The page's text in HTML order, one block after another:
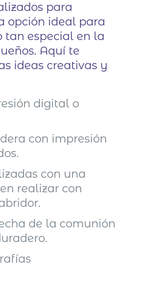
para
opción ideal para
tan especial en la
Aquí te
ideas creativas y
digital o
con impresión
con una
realizar con
de la comunión